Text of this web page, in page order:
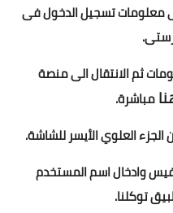
.
ثم الانتقال الى منصة
مباشرة.
وادخال اسم المستخدم
توكلنا.